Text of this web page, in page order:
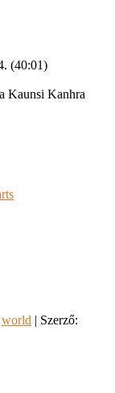
(40:01)
Kaunsi Kanhra
world | Szerző: